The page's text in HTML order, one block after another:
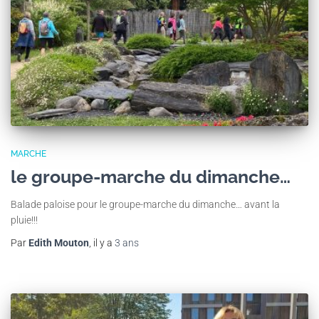
MARCHE
le groupe-marche du dimanche…
Balade paloise pour le groupe-marche du dimanche… avant la
pluie!!!
Par Edith Mouton, il y a 3 ans